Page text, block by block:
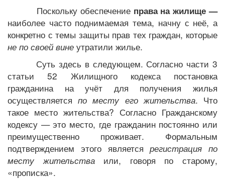
Поскольку обеспечение права на жилище —
наиболее часто поднимаемая тема, начну с неё, а
конкретно с темы защиты прав тех граждан, которые
не по своей вине утратили жилье.
Суть здесь в следующем. Согласно части 3
статьи 52 Жилищного кодекса постановка
гражданина на учёт для получения жилья
осуществляетсяпо месту его жительства. Что
такое место жительства? Согласно Гражданскому
кодексу — это место, где гражданин постоянно или
преимущественно проживает. Формальным
подтверждением этого являетсярегистрация по
месту жительстваили, говоря по старому,
«прописка».